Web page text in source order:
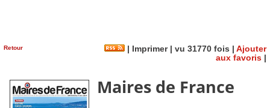
Retour | Imprimer| vu 31770 fois | Ajouter
aux favoris |
Maires de France